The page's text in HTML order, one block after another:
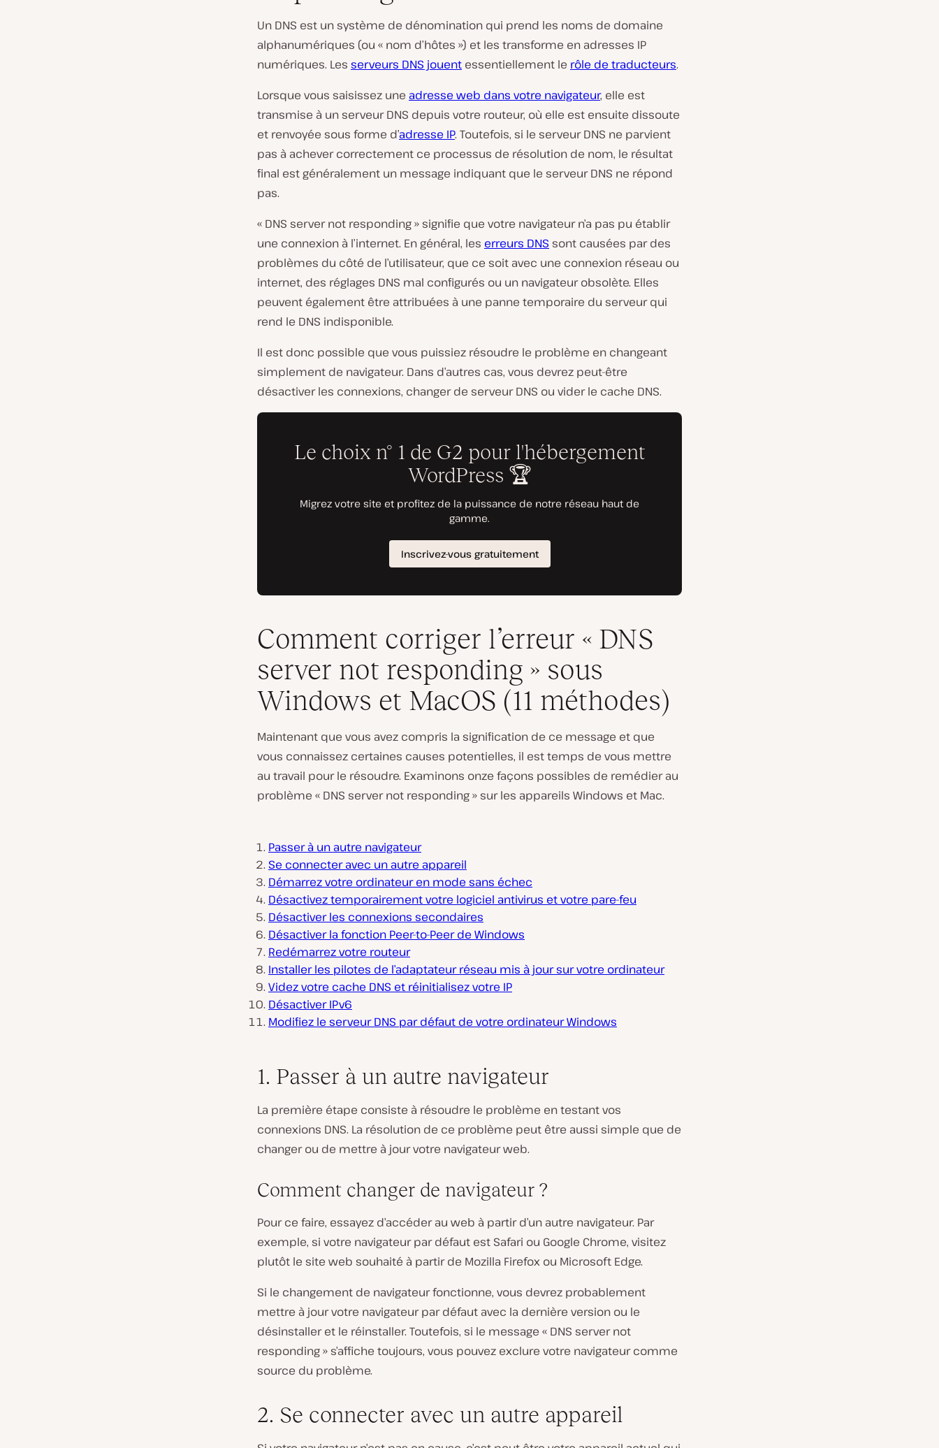
Un DNS est un système de dénomination qui prend les noms de domaine
alphanumériques (ou « nom d’hôtes ») et les transforme en adresses IP
numériques. Les serveurs DNS jouent essentiellement le rôle de traducteurs.
Lorsque vous saisissez une adresse web dans votre navigateur, elle est
transmise à un serveur DNS depuis votre routeur, où elle est ensuite dissoute
et renvoyée sous forme d’adresse IP. Toutefois, si le serveur DNS ne parvient
pas à achever correctement ce processus de résolution de nom, le résultat
final est généralement un message indiquant que le serveur DNS ne répond
pas.
« DNS server not responding » signifie que votre navigateur n’a pas pu établir
une connexion à l’internet. En général, les erreurs DNS sont causées par des
problèmes du côté de l’utilisateur, que ce soit avec une connexion réseau ou
internet, des réglages DNS mal configurés ou un navigateur obsolète. Elles
peuvent également être attribuées à une panne temporaire du serveur qui
rend le DNS indisponible.
Il est donc possible que vous puissiez résoudre le problème en changeant
simplement de navigateur. Dans d’autres cas, vous devrez peut-être
désactiver les connexions, changer de serveur DNS ou vider le cache DNS.
Comment corriger l’erreur « DNS
server not responding » sous
Windows et MacOS (11 méthodes)
Maintenant que vous avez compris la signification de ce message et que
vous connaissez certaines causes potentielles, il est temps de vous mettre
au travail pour le résoudre. Examinons onze façons possibles de remédier au
problème « DNS server not responding » sur les appareils Windows et Mac.
Passer à un autre navigateur
Se connecter avec un autre appareil
Démarrez votre ordinateur en mode sans échec
Désactivez temporairement votre logiciel antivirus et votre pare-feu
Désactiver les connexions secondaires
Désactiver la fonction Peer-to-Peer de Windows
Redémarrez votre routeur
Installer les pilotes de l’adaptateur réseau mis à jour sur votre ordinateur
Videz votre cache DNS et réinitialisez votre IP
Désactiver IPv6
Modifiez le serveur DNS par défaut de votre ordinateur Windows
1. Passer à un autre navigateur
La première étape consiste à résoudre le problème en testant vos
connexions DNS. La résolution de ce problème peut être aussi simple que de
changer ou de mettre à jour votre navigateur web.
Comment changer de navigateur ?
Pour ce faire, essayez d’accéder au web à partir d’un autre navigateur. Par
exemple, si votre navigateur par défaut est Safari ou Google Chrome, visitez
plutôt le site web souhaité à partir de Mozilla Firefox ou Microsoft Edge.
Si le changement de navigateur fonctionne, vous devrez probablement
mettre à jour votre navigateur par défaut avec la dernière version ou le
désinstaller et le réinstaller. Toutefois, si le message « DNS server not
responding » s’affiche toujours, vous pouvez exclure votre navigateur comme
source du problème.
2. Se connecter avec un autre appareil